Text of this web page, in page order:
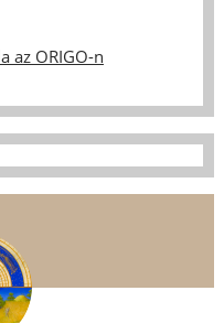
az ORIGO-n